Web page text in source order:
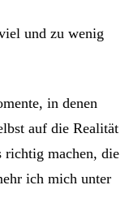
und zu wenig
in denen
auf die Realität
richtig machen, die
ich mich unter